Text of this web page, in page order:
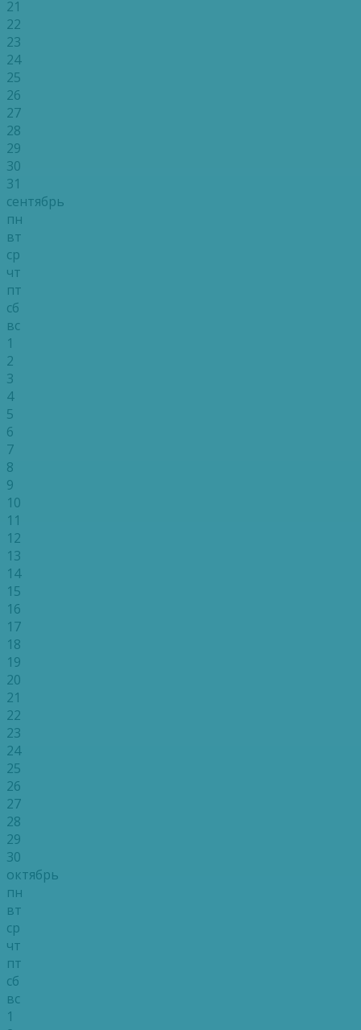
21
22
23
24
25
26
27
28
29
30
31
сентябрь
пн
вт
ср
чт
пт
сб
вс
1
2
3
4
5
6
7
8
9
10
11
12
13
14
15
16
17
18
19
20
21
22
23
24
25
26
27
28
29
30
октябрь
пн
вт
ср
чт
пт
сб
вс
1